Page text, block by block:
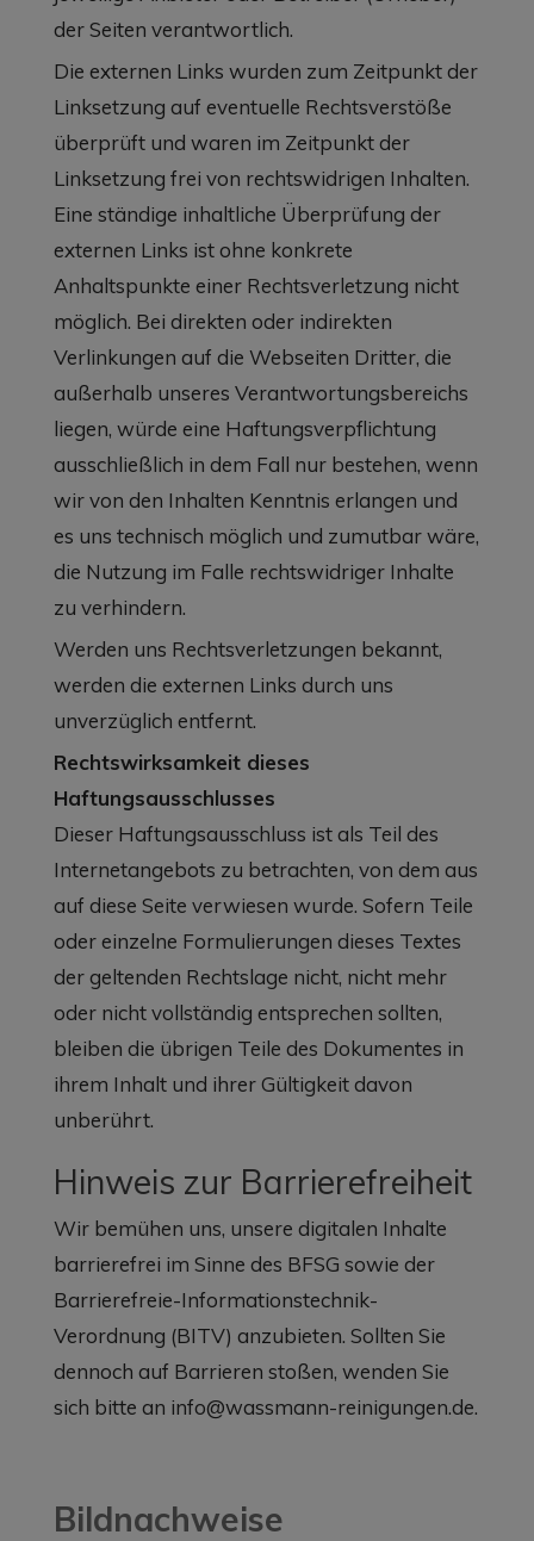
der Seiten verantwortlich.
Die externen Links wurden zum Zeitpunkt der
Linksetzung auf eventuelle Rechtsverstöße
überprüft und waren im Zeitpunkt der
Linksetzung frei von rechtswidrigen Inhalten.
Eine ständige inhaltliche Überprüfung der
externen Links ist ohne konkrete
Anhaltspunkte einer Rechtsverletzung nicht
möglich. Bei direkten oder indirekten
Verlinkungen auf die Webseiten Dritter, die
außerhalb unseres Verantwortungsbereichs
liegen, würde eine Haftungsverpflichtung
ausschließlich in dem Fall nur bestehen, wenn
wir von den Inhalten Kenntnis erlangen und
es uns technisch möglich und zumutbar wäre,
die Nutzung im Falle rechtswidriger Inhalte
zu verhindern.
Werden uns Rechtsverletzungen bekannt,
werden die externen Links durch uns
unverzüglich entfernt.
Rechtswirksamkeit dieses
Haftungsausschlusses
Dieser Haftungsausschluss ist als Teil des
Internetangebots zu betrachten, von dem aus
auf diese Seite verwiesen wurde. Sofern Teile
oder einzelne Formulierungen dieses Textes
der geltenden Rechtslage nicht, nicht mehr
oder nicht vollständig entsprechen sollten,
bleiben die übrigen Teile des Dokumentes in
ihrem Inhalt und ihrer Gültigkeit davon
unberührt.
Hinweis zur Barrierefreiheit
Wir bemühen uns, unsere digitalen Inhalte
barrierefrei im Sinne des BFSG sowie der
Barrierefreie-Informationstechnik-
Verordnung (BITV) anzubieten. Sollten Sie
dennoch auf Barrieren stoßen, wenden Sie
sich bitte an info@wassmann-reinigungen.de.
Bildnachweise